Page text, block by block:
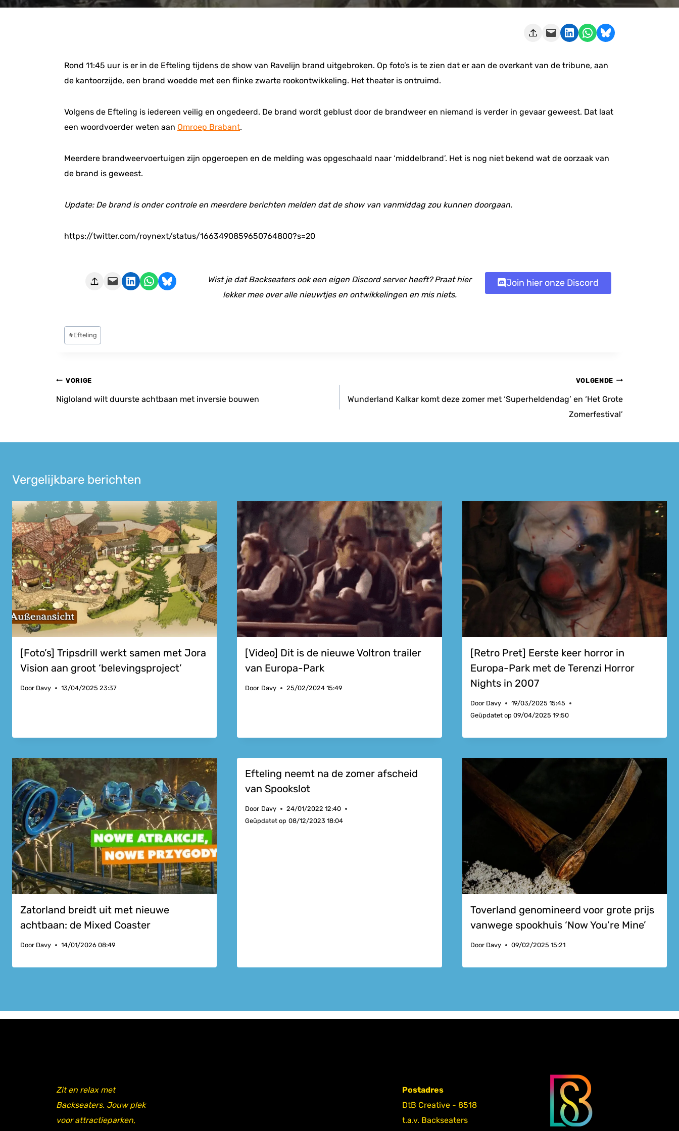
Deze pagina e-mailen Delen op LinkedIn Delen via WhatsApp Share on Bluesky
Rond 11:45 uur is er in de Efteling tijdens de show van Ravelijn brand uitgebroken. Op foto’s is te zien dat er aan de overkant van de tribune, aan
de kantoorzijde, een brand woedde met een flinke zwarte rookontwikkeling. Het theater is ontruimd.
Volgens de Efteling is iedereen veilig en ongedeerd. De brand wordt geblust door de brandweer en niemand is verder in gevaar geweest. Dat laat
een woordvoerder weten aan Omroep Brabant.
Meerdere brandweervoertuigen zijn opgeroepen en de melding was opgeschaald naar ‘middelbrand’. Het is nog niet bekend wat de oorzaak van
de brand is geweest.
Update: De brand is onder controle en meerdere berichten melden dat de show van vanmiddag zou kunnen doorgaan.
https://twitter.com/roynext/status/1663490859650764800?s=20
Deze pagina e-mailen Delen op LinkedIn Delen via WhatsApp Share on Bluesky
Wist je dat Backseaters ook een eigen Discord server heeft? Praat hier
lekker mee over alle nieuwtjes en ontwikkelingen en mis niets.
Join hier onze Discord
Bericht
tags:
#Efteling
Bericht
navigatie
VORIGE
Nigloland wilt duurste achtbaan met inversie bouwen
VOLGENDE
Wunderland Kalkar komt deze zomer met ‘Superheldendag’ en ‘Het Grote
Zomerfestival’
Vergelijkbare berichten
[Foto’s] Tripsdrill werkt samen met Jora
Vision aan groot ‘belevingsproject’
Door Davy 13/04/2025 23:37
[Video] Dit is de nieuwe Voltron trailer
van Europa-Park
Door Davy 25/02/2024 15:49
[Retro Pret] Eerste keer horror in
Europa-Park met de Terenzi Horror
Nights in 2007
Door Davy
19/03/2025 15:45
Geüpdatet op 09/04/2025 19:50
Zatorland breidt uit met nieuwe
achtbaan: de Mixed Coaster
Door Davy 14/01/2026 08:49
Efteling neemt na de zomer afscheid
van Spookslot
Door Davy
24/01/2022 12:40
Geüpdatet op 08/12/2023 18:04
Toverland genomineerd voor grote prijs
vanwege spookhuis ‘Now You’re Mine’
Door Davy 09/02/2025 15:21
Zit en relax met
Backseaters. Jouw plek
voor attractieparken,
Postadres
DtB Creative - 8518
t.a.v. Backseaters